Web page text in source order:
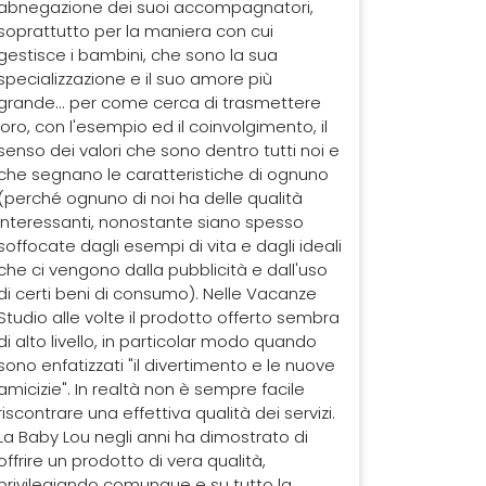
dei suoi accompagnatori,
per la maniera con cui
i bambini, che sono la sua
e il suo amore più
per come cerca di trasmettere
con l'esempio ed il coinvolgimento, il
dei valori che sono dentro tutti noi e
segnano le caratteristiche di ognuno
(perché ognuno di noi ha delle qualità
nonostante siano spesso
dagli esempi di vita e dagli ideali
ci vengono dalla pubblicità e dall'uso
certi beni di consumo). Nelle Vacanze
alle volte il prodotto offerto sembra
alto livello, in particolar modo quando
enfatizzati "il divertimento e le nuove
In realtà non è sempre facile
una effettiva qualità dei servizi.
Baby Lou negli anni ha dimostrato di
un prodotto di vera qualità,